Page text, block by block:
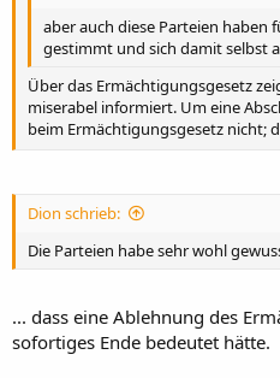
aber auch diese Parteien haben
gestimmt und sich damit selbst
Über das Ermächtigungsgesetz
miserabel informiert. Um eine
beim Ermächtigungsgesetz nicht;
bisschen mitreden zu dürfen. In der
Dion schrieb:
Die Parteien habe sehr wohl
... dass eine Ablehnung des
sofortiges Ende bedeutet hätte.